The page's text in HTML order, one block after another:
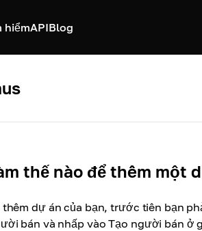
hiểmAPIBlog
thế nào để thêm một
dự án của bạn, trước tiên bạn
bán và nhấp vào Tạo người bán ở